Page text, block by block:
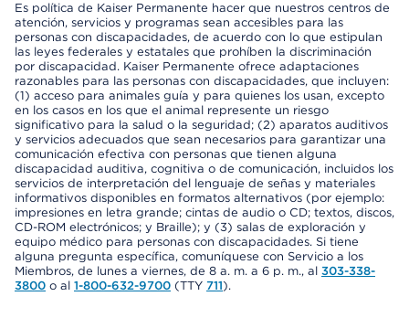
Es política de Kaiser Permanente hacer que nuestros centros de
atención, servicios y programas sean accesibles para las
personas con discapacidades, de acuerdo con lo que estipulan
las leyes federales y estatales que prohíben la discriminación
por discapacidad. Kaiser Permanente ofrece adaptaciones
razonables para las personas con discapacidades, que incluyen:
(1) acceso para animales guía y para quienes los usan, excepto
en los casos en los que el animal represente un riesgo
significativo para la salud o la seguridad; (2) aparatos auditivos
y servicios adecuados que sean necesarios para garantizar una
comunicación efectiva con personas que tienen alguna
discapacidad auditiva, cognitiva o de comunicación, incluidos los
servicios de interpretación del lenguaje de señas y materiales
informativos disponibles en formatos alternativos (por ejemplo:
impresiones en letra grande; cintas de audio o CD; textos, discos,
CD-ROM electrónicos; y Braille); y (3) salas de exploración y
equipo médico para personas con discapacidades. Si tiene
alguna pregunta específica, comuníquese con Servicio a los
Miembros, de lunes a viernes, de 8 a. m. a 6 p. m., al 303-338-
3800 o al 1-800-632-9700 (TTY 711).